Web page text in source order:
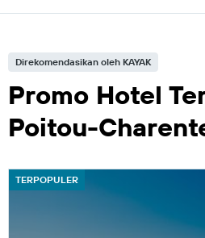
Direkomendasikan oleh KAYAK
Promo Hotel
Poitou-
TERPOPULER